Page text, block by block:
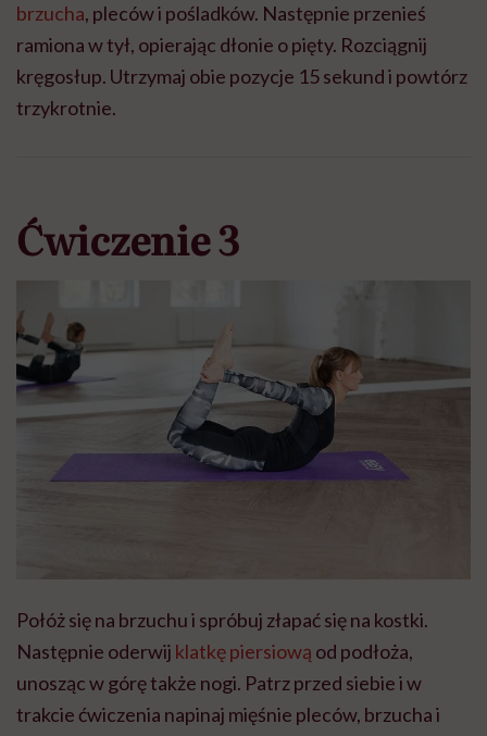
brzucha, pleców i pośladków. Następnie przenieś
ramiona w tył, opierając dłonie o pięty. Rozciągnij
kręgosłup. Utrzymaj obie pozycje 15 sekund i powtórz
trzykrotnie.
Ćwiczenie 3
Połóż się na brzuchu i spróbuj złapać się na kostki.
Następnie oderwij klatkę piersiową od podłoża,
unosząc w górę także nogi. Patrz przed siebie i w
trakcie ćwiczenia napinaj mięśnie pleców, brzucha i